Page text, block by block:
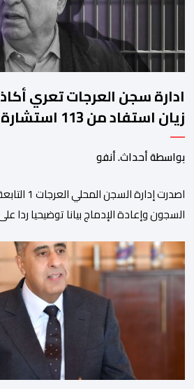
ادارة سجن العرجات تعري
زيان استفاد من 113 استشارة و50 فحصا طبيا
بواسطة أحداث. أنفو
اصدرت
السجون وإعادة الإدماج بيانا توضيحيا ردا
زيان، المعتقل بالمؤسسة ذاتها، وذلك
والمعطيات الدقيقة.واوضحت إدارة
بالأمر يستفيد منذ إيداعه من تتبع طبي